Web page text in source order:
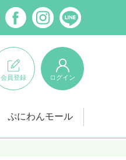
会員登録 ログイン
ぷにわんモール